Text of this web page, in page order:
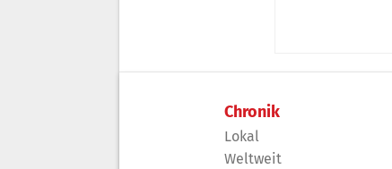
Chronik
Lokal
Weltweit